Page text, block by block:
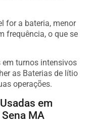
for a bateria, menor
frequência, o que se
turnos intensivos
as Baterias de lítio
operações.
em
MA